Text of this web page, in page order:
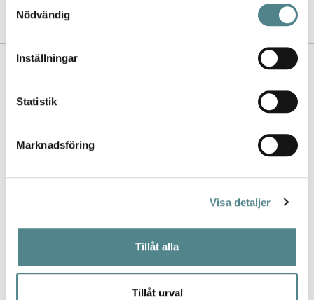
Nödvändig
Inställningar
Statistik
Marknadsföring
Visa detaljer
Tillåt alla
Tillåt urval
Kontakta oss
Köpvillkor